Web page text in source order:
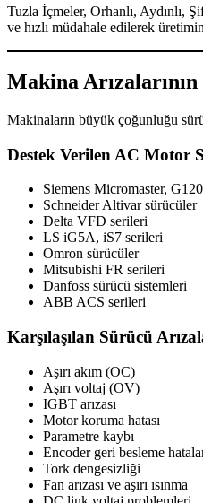
Tuzla İçmeler, Orhanlı, Aydınlı,
ve hızlı müdahale edilerek
Makina
Makinaların büyük çoğunluğu
Destek Verilen AC Motor
Siemens Micromaster,
Schneider Altivar sürücüler
Delta VFD serileri
LS iG5A, iS7 serileri
Omron sürücüler
Mitsubishi FR serileri
Danfoss sürücü sistemleri
ABB ACS serileri
Karşılaşılan Sürücü
Aşırı akım (OC)
Aşırı voltaj (OV)
IGBT arızası
Motor koruma hatası
Parametre kaybı
Encoder geri besleme
Tork dengesizliği
Fan arızası ve aşırı ısınma